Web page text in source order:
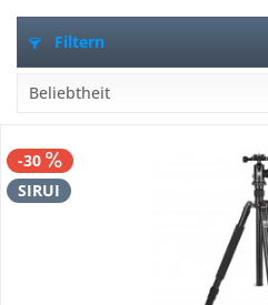
Filtern
-30
SIRUI